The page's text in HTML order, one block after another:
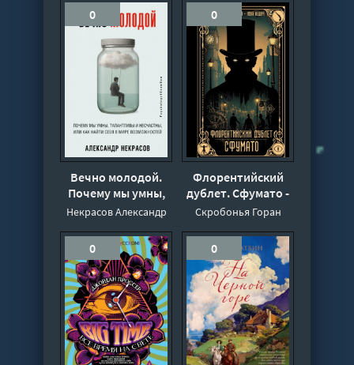
0
Вечно молодой.
Почему мы умны,
талантливы и
найти себя в мире
возможностей -
Александр
Некрасов
Некрасов Александр
0
Флорентийский
дублет. Сфумато -
Горан Скробонья,
Скробонья Горан
0 0